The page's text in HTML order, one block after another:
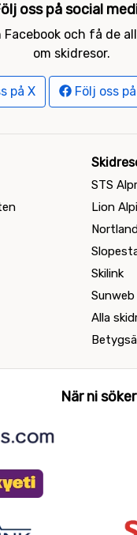
oss på social
Facebook och få de
om skidresor.
på X Följ oss
STS
Lion
Skilink
Sunweb
Alla
När ni